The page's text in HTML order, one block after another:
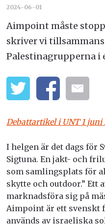
2024-06-01
Aimpoint måste
skriver vi
Palestinagrupperna i
Debattartikel i UNT 1 juni
I helgen är det dags för
Sigtuna. En jakt- och
som samlingsplats för
skytte och outdoor.” Ett
marknadsföra sig på
Aimpoint är ett svenskt
används av israeliska